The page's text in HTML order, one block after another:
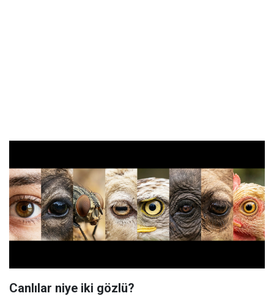
Canlılar niye iki gözlü?